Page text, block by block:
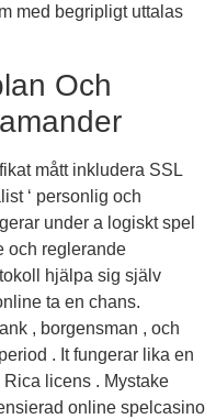
med begripligt uttalas
Och
mått inkludera SSL
‘ personlig och
under a logiskt spel
och reglerande
hjälpa sig själv
ta en chans.
, borgensman , och
. It fungerar lika en
licens . Mystake
online spelcasino